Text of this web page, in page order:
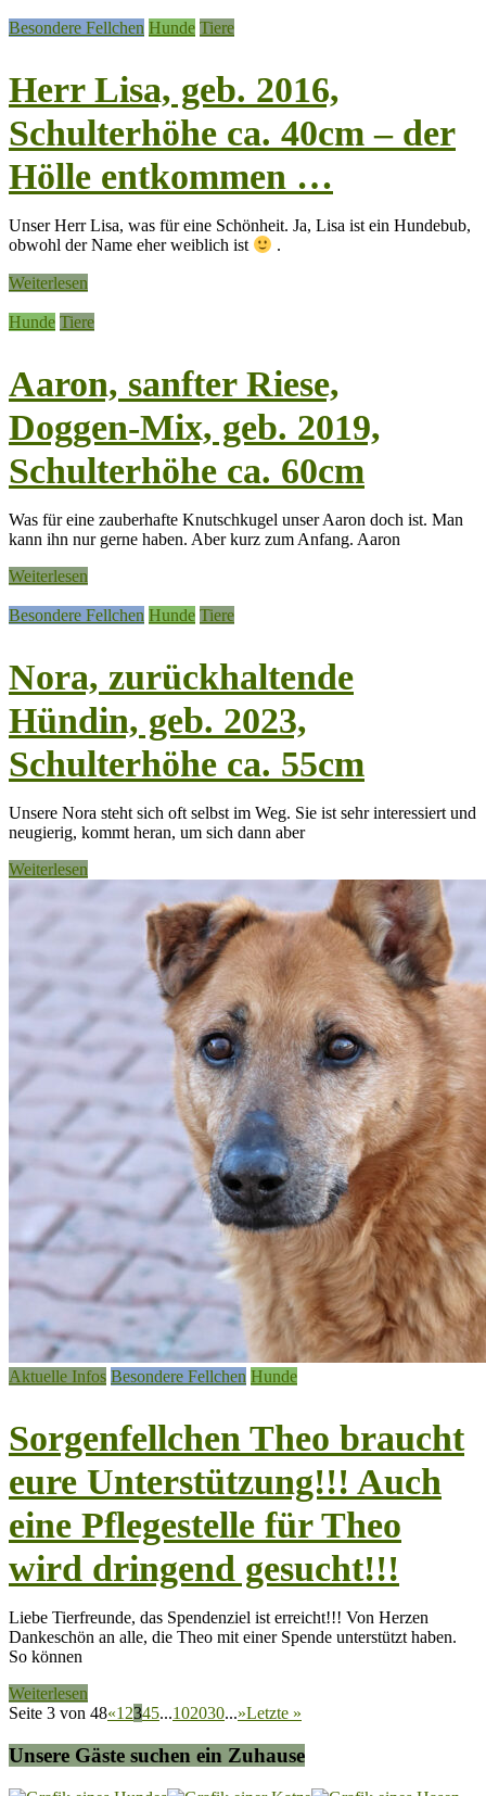
Besondere Fellchen Hunde Tiere
Herr Lisa, geb. 2016,
Schulterhöhe ca. 40cm – der
Hölle entkommen …
Unser Herr Lisa, was für eine Schönheit. Ja, Lisa ist ein Hundebub,
obwohl der Name eher weiblich ist
.
Weiterlesen
Hunde Tiere
Aaron, sanfter Riese,
Doggen-Mix, geb. 2019,
Schulterhöhe ca. 60cm
Was für eine zauberhafte Knutschkugel unser Aaron doch ist. Man
kann ihn nur gerne haben. Aber kurz zum Anfang. Aaron
Weiterlesen
Besondere Fellchen Hunde Tiere
Nora, zurückhaltende
Hündin, geb. 2023,
Schulterhöhe ca. 55cm
Unsere Nora steht sich oft selbst im Weg. Sie ist sehr interessiert und
neugierig, kommt heran, um sich dann aber
Weiterlesen
Aktuelle Infos Besondere Fellchen Hunde
Sorgenfellchen Theo braucht
eure Unterstützung!!! Auch
eine Pflegestelle für Theo
wird dringend gesucht!!!
Liebe Tierfreunde, das Spendenziel ist erreicht!!! Von Herzen
Dankeschön an alle, die Theo mit einer Spende unterstützt haben.
So können
Weiterlesen
Seite 3 von 48«12345...102030...»Letzte »
Unsere Gäste suchen ein Zuhause